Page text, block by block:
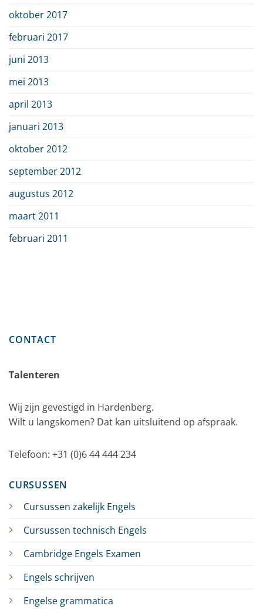
oktober 2017
februari 2017
juni 2013
mei 2013
april 2013
januari 2013
oktober 2012
september 2012
augustus 2012
maart 2011
februari 2011
CONTACT
Talenteren
Wij zijn gevestigd in Hardenberg.
Wilt u langskomen? Dat kan uitsluitend op afspraak.
Telefoon: +31 (0)6 44 444 234
CURSUSSEN
Cursussen zakelijk Engels
Cursussen technisch Engels
Cambridge Engels Examen
Engels schrijven
Engelse grammatica